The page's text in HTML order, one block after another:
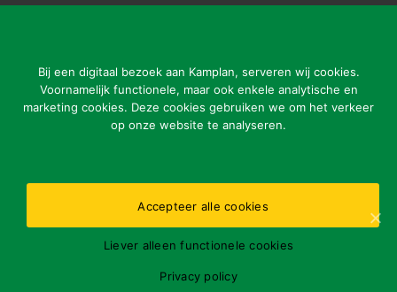
5281 RN Boxtel
Tel: 31 (0)411-615700
info@kamplan.com
Openingstijden kantoor:
ma-vr 7.00-16.00 uur
Gelieve storingen buiten openingstijden enkel te melden
Bij een digitaal bezoek aan Kamplan, serveren wij cookies.
Voornamelijk functionele, maar ook enkele analytische en
marketing cookies. Deze cookies gebruiken we om het verkeer
op onze website te analyseren.
Accepteer alle cookies
Liever alleen functionele cookies
Privacy policy